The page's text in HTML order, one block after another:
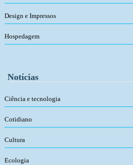
Design e Impressos
Hospedagem
Notícias
Ciência e tecnologia
Cotidiano
Cultura
Ecologia